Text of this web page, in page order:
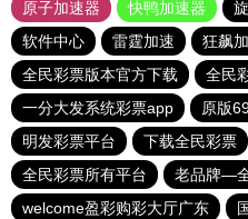
原子加速器
快鸭加速器
软件中心
雷霆加速 狂飙
全民彩票版本官方下载
全民
一分大发系统彩票app
原版
明发彩票平台
下载全民彩票
全民彩票所有平台
老品牌—
welcome盈彩购彩大厅广东